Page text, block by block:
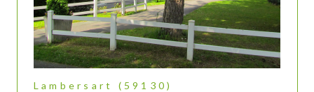
Lambersart (59130)